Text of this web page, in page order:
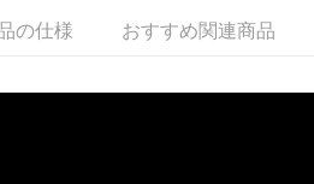
の仕様 おすすめ関連商品